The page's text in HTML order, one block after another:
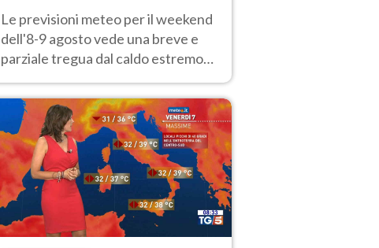
Nord! Altrove calura e afa
Le previsioni meteo per il weekend
dell'8-9 agosto vede una breve e
parziale tregua dal caldo estremo
40 gradi.